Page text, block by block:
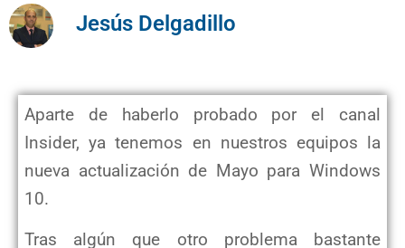
Jesús Delgadillo
Aparte de haberlo probado por el canal
Insider, ya tenemos en nuestros equipos la
nueva actualización de Mayo para Windows
10.
Tras algún que otro problema bastante